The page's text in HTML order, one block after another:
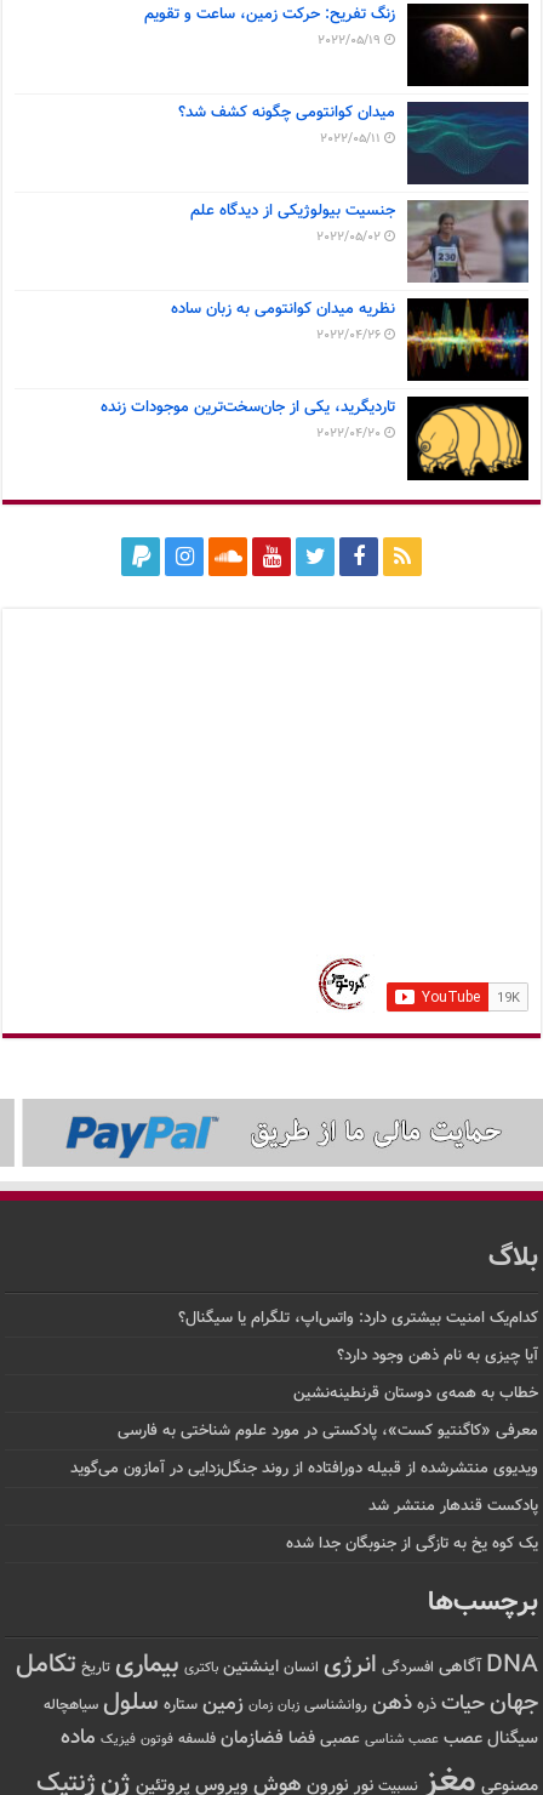
زنگ تفریح: حرکت زمین، ساعت و تقویم
2022/05/19
میدان کوانتومی چگونه کشف شد؟
2022/05/11
جنسیت بیولوژیکی از دیدگاه علم
2022/05/02
نظریه میدان کوانتومی به زبان ساده
2022/04/26
تاردیگرید، یکی از جان‌سخت‌ترین موجودات زنده
2022/04/20
بلاگ
کدام‌یک امنیت بیشتری دارد: واتس‌اپ، تلگرام یا سیگنال؟
آیا چیزی به نام ذهن وجود دارد؟
خطاب به همه‌ی دوستان قرنطینه‌نشین
معرفی «کاگنتیو کست»، پادکستی در مورد علوم شناختی به فارسی
ویدیوی منتشرشده از قبیله دورافتاده‌ از روند جنگل‌زدایی در آمازون می‌گوید
پادکست قندهار منتشر شد
یک کوه یخ به تازگی از جنوبگان جدا شده
برچسب‌ها
DNA آگاهی افسردگی انرژی انسان اینشتین باکتری بیماری تاریخ تکامل
جهانحیات ذره ذهن روانشناسی زبان زمان زمین ستاره سلول سیاهچاله
سیگنال عصب عصب شناسی عصبی فضا فضازمان فلسفه فوتون فیزیک ماده
مصنوعی مغز نسبیت نور نورون هوش ویروس پروتئین ژنژنتیک